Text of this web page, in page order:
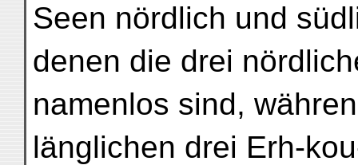
Seen nördlich und
denen die drei
namenlos sind,
länglichen drei Erh-